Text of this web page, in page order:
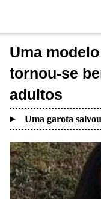
Uma
tornou-se
adultos
Uma garota